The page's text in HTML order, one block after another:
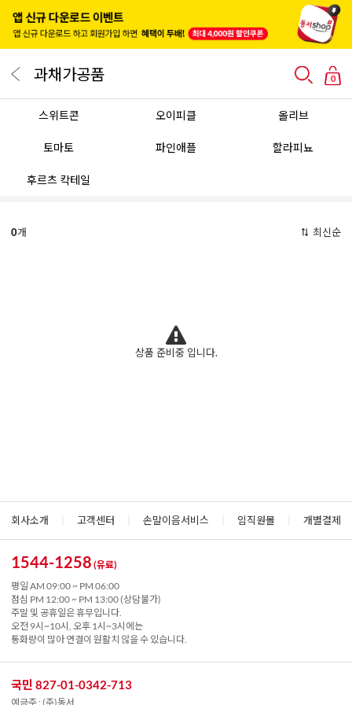
과채가공품 0
스위트콘 오이피클 올리브
토마토 파인애플 할라피뇨
후르츠 칵테일
0개 최신순
상품 준비중 입니다.
회사소개 고객센터 손말이음서비스 임직원몰 개별결제
1544-1258 (유료)
평일 AM 09:00 ~ PM 06:00
점심 PM 12:00 ~ PM 13:00 (상담불가)
주말 및 공휴일은 휴무입니다.
오전 9시~10시, 오후 1시~3시에는
통화량이 많아 연결이 원활치 않을 수 있습니다.
국민 827-01-0342-713
예금주 : (주)동서